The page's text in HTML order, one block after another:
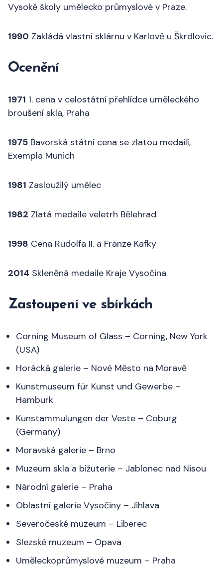
Vysoké školy umělecko průmyslové v Praze.
1990 Zakládá vlastní sklárnu v Karlově u Škrdlovic.
Ocenění
1971 1. cena v celostátní přehlídce uměleckého
broušení skla, Praha
1975 Bavorská státní cena se zlatou medailí,
Exempla Munich
1981 Zasloužilý umělec
1982 Zlatá medaile veletrh Bělehrad
1998 Cena Rudolfa II. a Franze Kafky
2014 Skleněná medaile Kraje Vysočina
Zastoupení ve sbírkách
Corning Museum of Glass – Corning, New York
(USA)
Horácká galerie – Nové Město na Moravě
Kunstmuseum für Kunst und Gewerbe –
Hamburk
Kunstammulungen der Veste – Coburg
(Germany)
Moravská galerie – Brno
Muzeum skla a bižuterie – Jablonec nad Nisou
Národní galerie – Praha
Oblastní galerie Vysočiny – Jihlava
Severočeské muzeum – Liberec
Slezské muzeum – Opava
Uměleckoprůmyslové muzeum – Praha